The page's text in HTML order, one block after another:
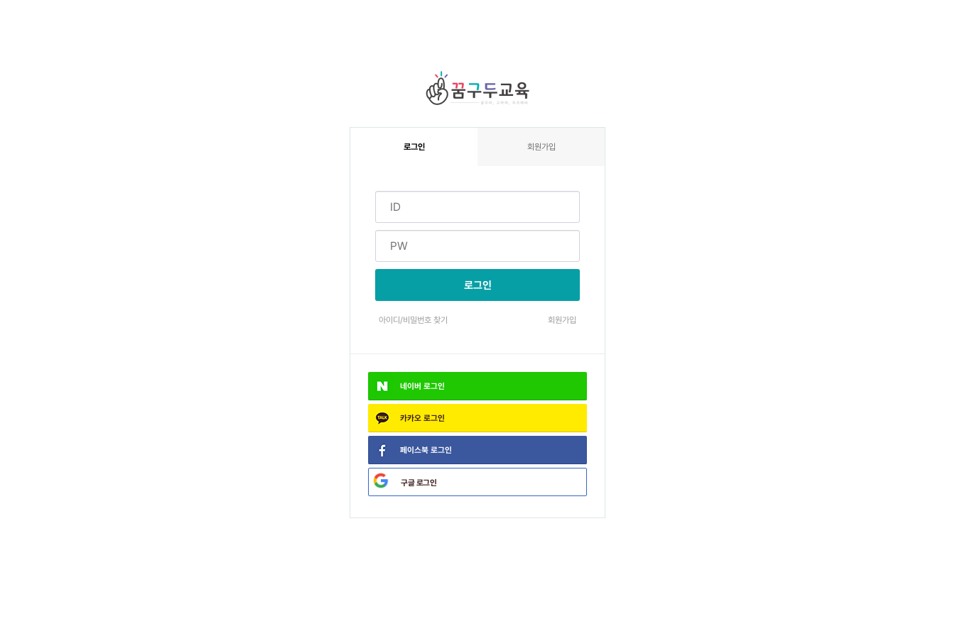
로그인 회원가입
로그인
아이디/비밀번호 찾기 회원가입
네이버 로그인
카카오 로그인
페이스북 로그인
구글로그인